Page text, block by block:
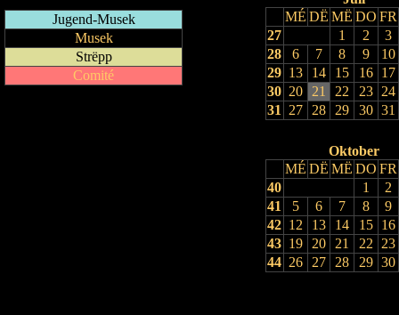
Jugend-Musek
Musek
Strëpp
Comité
MÉ DË MË DO FR
27
1 2
3
28
6 7 8 9
10
29 13 14 15 16
17
30 20 21 22 23
24
31
27 28 29 30 31
Oktober
MÉ DË MË DO FR
40
1
2
41
5 6 7 8
9
42 12 13 14 15
16
43 19 20 21 22
23
44 26 27 28 29 30